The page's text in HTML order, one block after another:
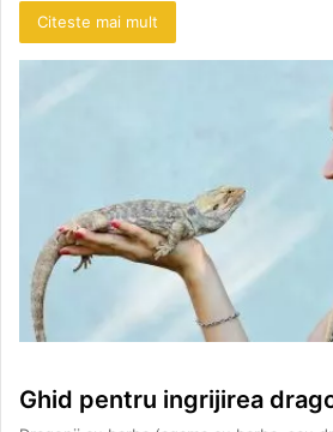
Citeste mai mult
Ghid pentru ingrijirea